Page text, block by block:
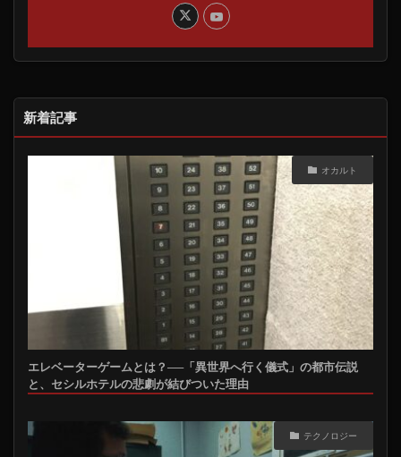
新着記事
オカルト
エレベーターゲームとは？──「異世界へ行く儀式」の都市伝説
と、セシルホテルの悲劇が結びついた理由
テクノロジー